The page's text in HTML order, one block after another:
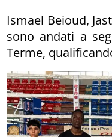
Ismael Beioud,
sono andati a
Terme,